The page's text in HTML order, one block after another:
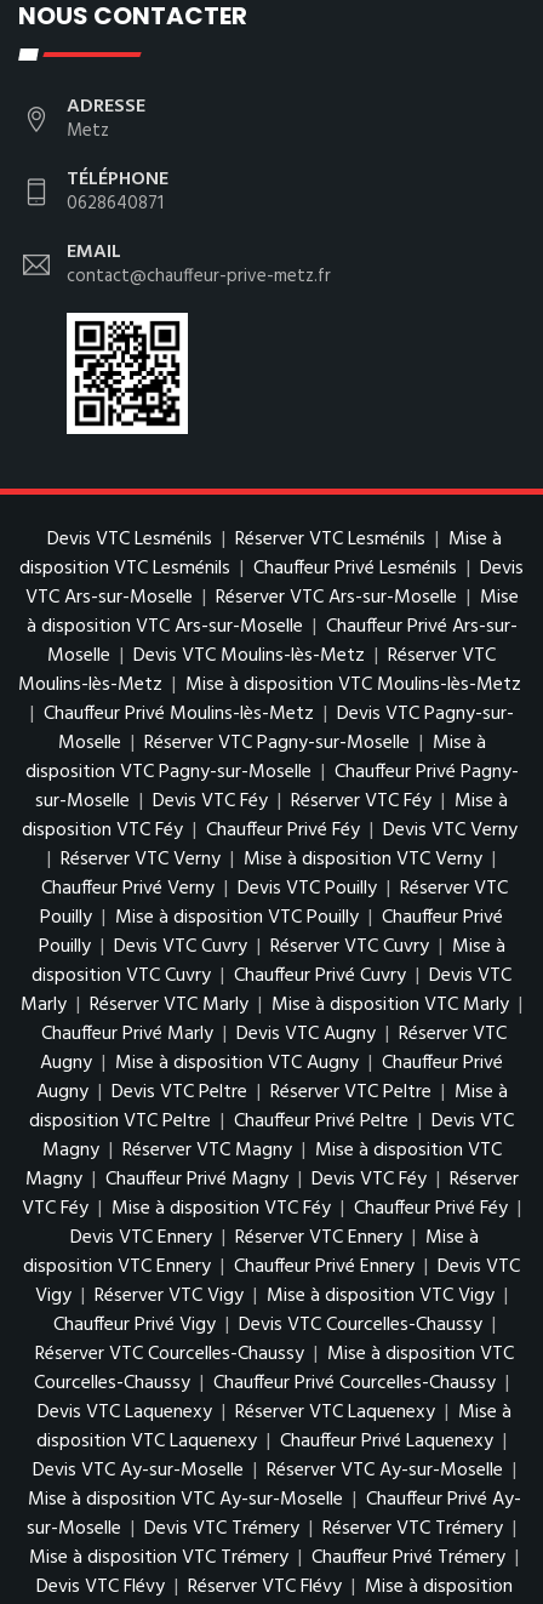
NOUS CONTACTER
ADRESSE
Metz
TÉLÉPHONE
0628640871
EMAIL
contact@chauffeur-prive-metz.fr
Devis VTC Lesménils | Réserver VTC Lesménils | Mise à
disposition VTC Lesménils | Chauffeur Privé Lesménils | Devis
VTC Ars-sur-Moselle | Réserver VTC Ars-sur-Moselle | Mise
à disposition VTC Ars-sur-Moselle | Chauffeur Privé Ars-sur-
Moselle | Devis VTC Moulins-lès-Metz | Réserver VTC
Moulins-lès-Metz | Mise à disposition VTC Moulins-lès-Metz
| Chauffeur Privé Moulins-lès-Metz | Devis VTC Pagny-sur-
Moselle | Réserver VTC Pagny-sur-Moselle | Mise à
disposition VTC Pagny-sur-Moselle | Chauffeur Privé Pagny-
sur-Moselle | Devis VTC Féy | Réserver VTC Féy | Mise à
disposition VTC Féy | Chauffeur Privé Féy | Devis VTC Verny
| Réserver VTC Verny | Mise à disposition VTC Verny |
Chauffeur Privé Verny | Devis VTC Pouilly | Réserver VTC
Pouilly | Mise à disposition VTC Pouilly | Chauffeur Privé
Pouilly | Devis VTC Cuvry | Réserver VTC Cuvry | Mise à
disposition VTC Cuvry | Chauffeur Privé Cuvry | Devis VTC
Marly | Réserver VTC Marly | Mise à disposition VTC Marly |
Chauffeur Privé Marly | Devis VTC Augny | Réserver VTC
Augny | Mise à disposition VTC Augny | Chauffeur Privé
Augny | Devis VTC Peltre | Réserver VTC Peltre | Mise à
disposition VTC Peltre | Chauffeur Privé Peltre | Devis VTC
Magny | Réserver VTC Magny | Mise à disposition VTC
Magny | Chauffeur Privé Magny | Devis VTC Féy | Réserver
VTC Féy | Mise à disposition VTC Féy | Chauffeur Privé Féy |
Devis VTC Ennery | Réserver VTC Ennery | Mise à
disposition VTC Ennery | Chauffeur Privé Ennery | Devis VTC
Vigy | Réserver VTC Vigy | Mise à disposition VTC Vigy |
Chauffeur Privé Vigy | Devis VTC Courcelles-Chaussy |
Réserver VTC Courcelles-Chaussy | Mise à disposition VTC
Courcelles-Chaussy | Chauffeur Privé Courcelles-Chaussy |
Devis VTC Laquenexy | Réserver VTC Laquenexy | Mise à
disposition VTC Laquenexy | Chauffeur Privé Laquenexy |
Devis VTC Ay-sur-Moselle | Réserver VTC Ay-sur-Moselle |
Mise à disposition VTC Ay-sur-Moselle | Chauffeur Privé Ay-
sur-Moselle | Devis VTC Trémery | Réserver VTC Trémery |
Mise à disposition VTC Trémery | Chauffeur Privé Trémery |
Devis VTC Flévy | Réserver VTC Flévy | Mise à disposition